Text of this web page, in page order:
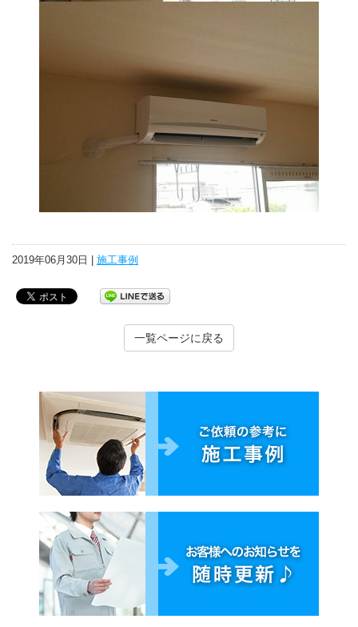
2019年06月30日 | 施工事例
一覧ページに戻る